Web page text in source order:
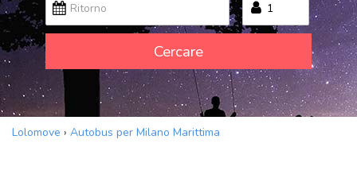
Cercare
Lolomove › Autobus per Milano Marittima